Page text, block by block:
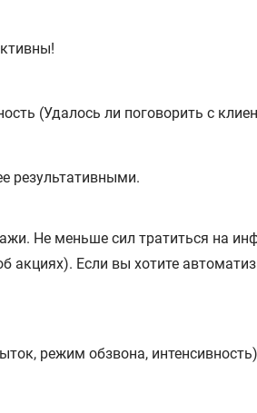
(Удалось ли поговорить с
результативными.
Не меньше сил тратиться на
Если вы хотите
режим обзвона,